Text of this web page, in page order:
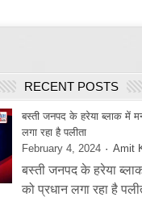
RECENT POSTS
बस्ती जनपद के हरेया ब्लाक में
लगा रहा है पलीता
February 4, 2024
Amit
बस्ती जनपद के हरेया
को प्रधान लगा रहा है